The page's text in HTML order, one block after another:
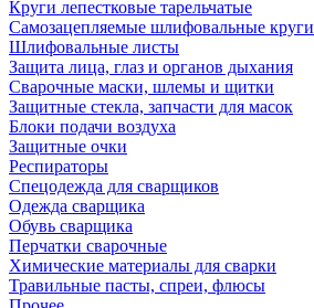
Круги лепестковые тарельчатые
Самозацепляемые шлифовальные круги
Шлифовальные листы
Защита лица, глаз и органов дыхания
Сварочные маски, шлемы и щитки
Защитные стекла, запчасти для масок
Блоки подачи воздуха
Защитные очки
Респираторы
Спецодежда для сварщиков
Одежда сварщика
Обувь сварщика
Перчатки сварочные
Химические материалы для сварки
Травильные пасты, спреи, флюсы